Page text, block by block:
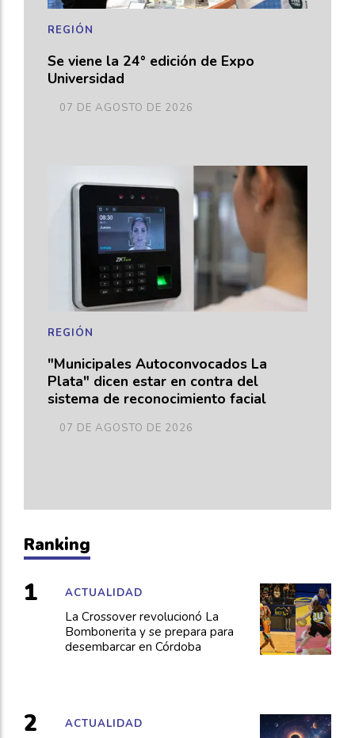
Se viene la 24° edición de Expo
Universidad
REGIÓN
07 DE AGOSTO DE 2026
"Municipales Autoconvocados La
Plata" dicen estar en contra del
sistema de reconocimiento facial
REGIÓN
07 DE AGOSTO DE 2026
Ranking
La Crossover revolucionó La
Bombonerita y se prepara para
desembarcar en Córdoba
ACTUALIDAD
ACTUALIDAD